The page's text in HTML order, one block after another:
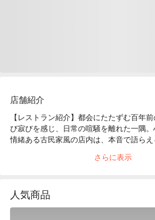
店舗紹介
【レストラン紹介】都会にたたずむ百年
び寂びを感じ、日常の喧騒を離れた一隅。
情緒ある古民家風の店内は、本音で語ら
た雰囲気は、私たちのお客様へ対するおも
くさんの職人達の手によって作られます
さらに表示
人気商品